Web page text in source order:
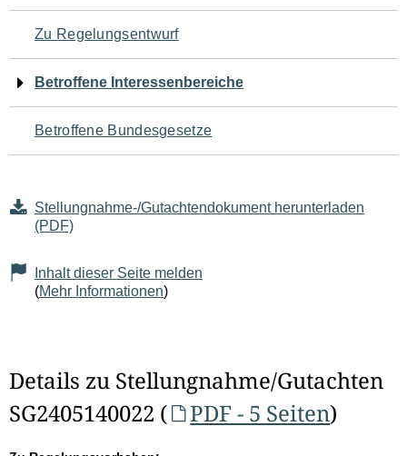
für
den
Seiteninhalt
Zu Regelungsentwurf
Betroffene Interessenbereiche
Betroffene Bundesgesetze
Stellungnahme-/Gutachtendokument herunterladen
(PDF)
Inhalt dieser Seite melden
(Mehr Informationen)
Details zu Stellungnahme/Gutachten
SG2405140022 (
PDF - 5 Seiten)